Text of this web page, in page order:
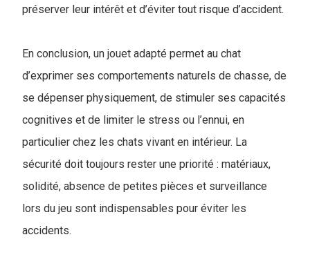
préserver leur intérêt et d’éviter tout risque d’accident.
En conclusion, un jouet adapté permet au chat
d’exprimer ses comportements naturels de chasse, de
se dépenser physiquement, de stimuler ses capacités
cognitives et de limiter le stress ou l’ennui, en
particulier chez les chats vivant en intérieur. La
sécurité doit toujours rester une priorité : matériaux,
solidité, absence de petites pièces et surveillance
lors du jeu sont indispensables pour éviter les
accidents.